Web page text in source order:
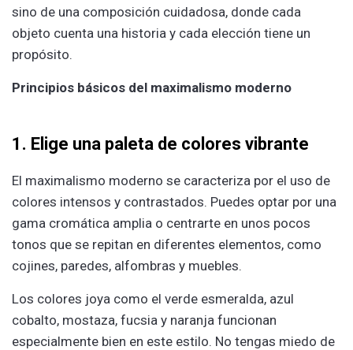
sino de una composición cuidadosa, donde cada
objeto cuenta una historia y cada elección tiene un
propósito.
Principios básicos del maximalismo moderno
1. Elige una paleta de colores vibrante
El maximalismo moderno se caracteriza por el uso de
colores intensos y contrastados. Puedes optar por una
gama cromática amplia o centrarte en unos pocos
tonos que se repitan en diferentes elementos, como
cojines, paredes, alfombras y muebles.
Los colores joya como el verde esmeralda, azul
cobalto, mostaza, fucsia y naranja funcionan
especialmente bien en este estilo. No tengas miedo de